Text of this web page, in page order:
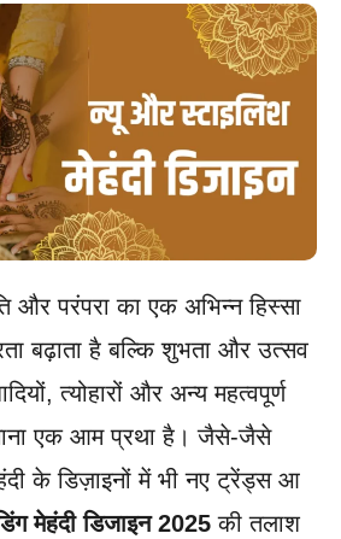
और परंपरा का एक अभिन्न हिस्सा
बढ़ाता है बल्कि शुभता और उत्सव
त्योहारों और अन्य महत्वपूर्ण
एक आम प्रथा है। जैसे-जैसे
के डिज़ाइनों में भी नए ट्रेंड्स आ
मेहंदी डिजाइन 2025 की तलाश